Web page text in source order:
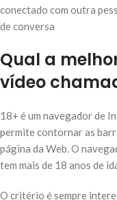
conectado com outra
de conversa
Qual a
vídeo
18+ é um navegador de
permite contornar as
página da Web. O
tem mais de 18 anos de
O critério é sempre